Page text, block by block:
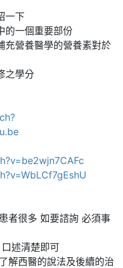
一下
的一個重要部份
充營養醫學的營養素對於
之學分
者很多 如要諮詢 必須事
述清楚即可
解西醫的說法及後續的治